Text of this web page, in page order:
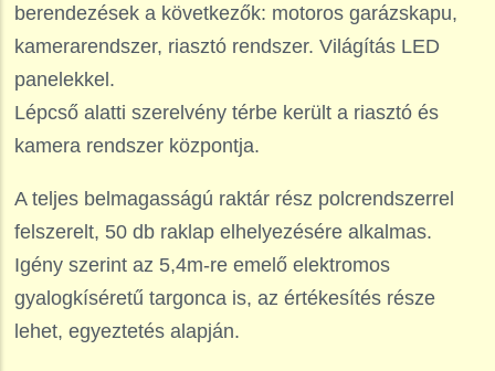
berendezések a következők: motoros garázskapu,
kamerarendszer, riasztó rendszer. Világítás LED
panelekkel.
Lépcső alatti szerelvény térbe került a riasztó és
kamera rendszer központja.
A teljes belmagasságú raktár rész polcrendszerrel
felszerelt, 50 db raklap elhelyezésére alkalmas.
Igény szerint az 5,4m-re emelő elektromos
gyalogkíséretű targonca is, az értékesítés része
lehet, egyeztetés alapján.